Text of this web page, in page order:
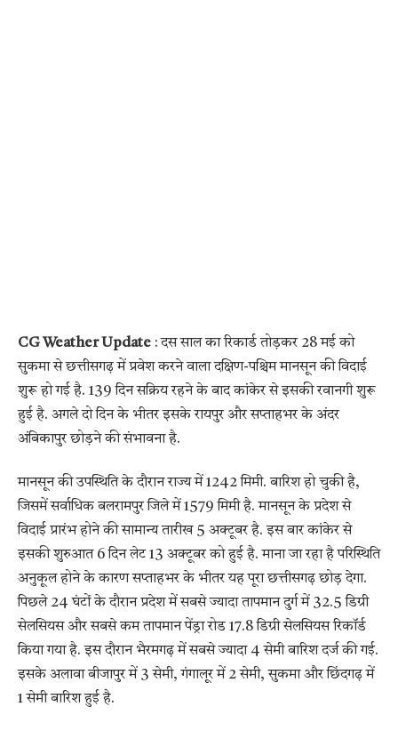
CG Weather Update : दस साल का रिकार्ड तोड़कर 28 मई को
सुकमा से छत्तीसगढ़ में प्रवेश करने वाला दक्षिण-पश्चिम मानसून की विदाई
शुरू हो गई है. 139 दिन सक्रिय रहने के बाद कांकेर से इसकी रवानगी शुरू
हुई है. अगले दो दिन के भीतर इसके रायपुर और सप्ताहभर के अंदर
अंबिकापुर छोड़ने की संभावना है.
मानसून की उपस्थिति के दौरान राज्य में 1242 मिमी. बारिश हो चुकी है,
जिसमें सर्वाधिक बलरामपुर जिले में 1579 मिमी है. मानसून के प्रदेश से
विदाई प्रारंभ होने की सामान्य तारीख 5 अक्टूबर है. इस बार कांकेर से
इसकी शुरुआत 6 दिन लेट 13 अक्टूबर को हुई है. माना जा रहा है परिस्थिति
अनुकूल होने के कारण सप्ताहभर के भीतर यह पूरा छत्तीसगढ़ छोड़ देगा.
पिछले 24 घंटों के दौरान प्रदेश में सबसे ज्यादा तापमान दुर्ग में 32.5 डिग्री
सेलसियस और सबसे कम तापमान पेंड्रा रोड 17.8 डिग्री सेलसियस रिकॉर्ड
किया गया है. इस दौरान भैरमगढ़ में सबसे ज्यादा 4 सेमी बारिश दर्ज की गई.
इसके अलावा बीजापुर में 3 सेमी, गंगालूर में 2 सेमी, सुकमा और छिंदगढ़ में
1 सेमी बारिश हुई है.